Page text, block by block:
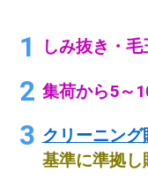
しみ抜き・
集荷から5～
クリーニン
基準に準拠し